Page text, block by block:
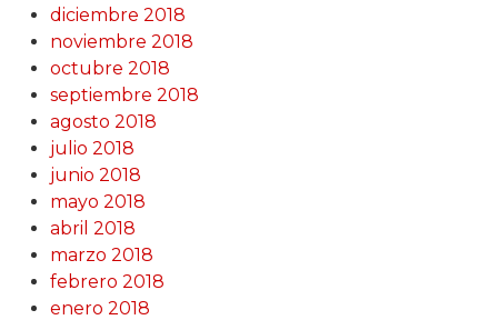
diciembre 2018
noviembre 2018
octubre 2018
septiembre 2018
agosto 2018
julio 2018
junio 2018
mayo 2018
abril 2018
marzo 2018
febrero 2018
enero 2018